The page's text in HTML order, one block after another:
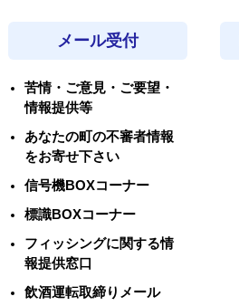
メール受付
苦情・ご意見・ご要望・
情報提供等
あなたの町の不審者情報
をお寄せ下さい
信号機BOXコーナー
標識BOXコーナー
フィッシングに関する情
報提供窓口
飲酒運転取締りメール